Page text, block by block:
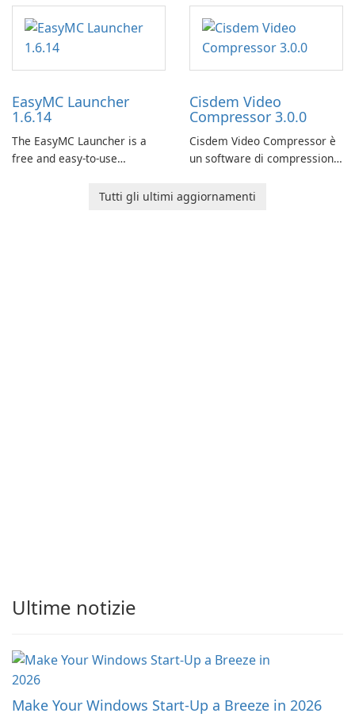
imagination to life. With a
wide range of tools and
features, this app allows
users to easily design 3D
captivating animated scenes.
This game is where it all
began! Junk Jack Retro,
formerly known as Junk Jack,
EasyMC Launcher
1.6.14
The EasyMC Launcher is a
free and easy-to-use
developed by EasyMC. It
Cisdem Video
Compressor 3.0.0
Cisdem Video Compressor è
un software di compressione
Consente agli utenti di
Tutti gli ultimi aggiornamenti
Ultime notizie
Make Your Windows Start-Up a Breeze in 2026